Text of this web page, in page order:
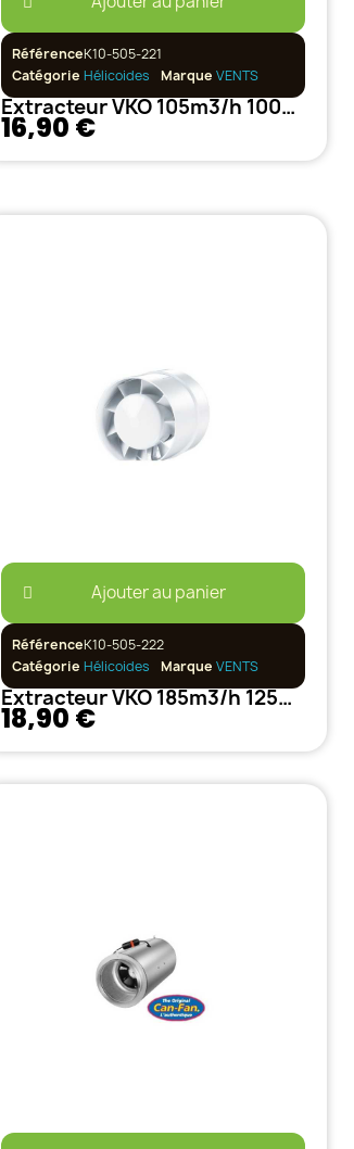
RéférenceK10-505-221
CatégorieHélicoides Marque VENTS
Extracteur VKO 105m3/h 100mm
16,90 €
Ajouter au panier
RéférenceK10-505-222
CatégorieHélicoides Marque VENTS
Extracteur VKO 185m3/h 125mm
18,90 €